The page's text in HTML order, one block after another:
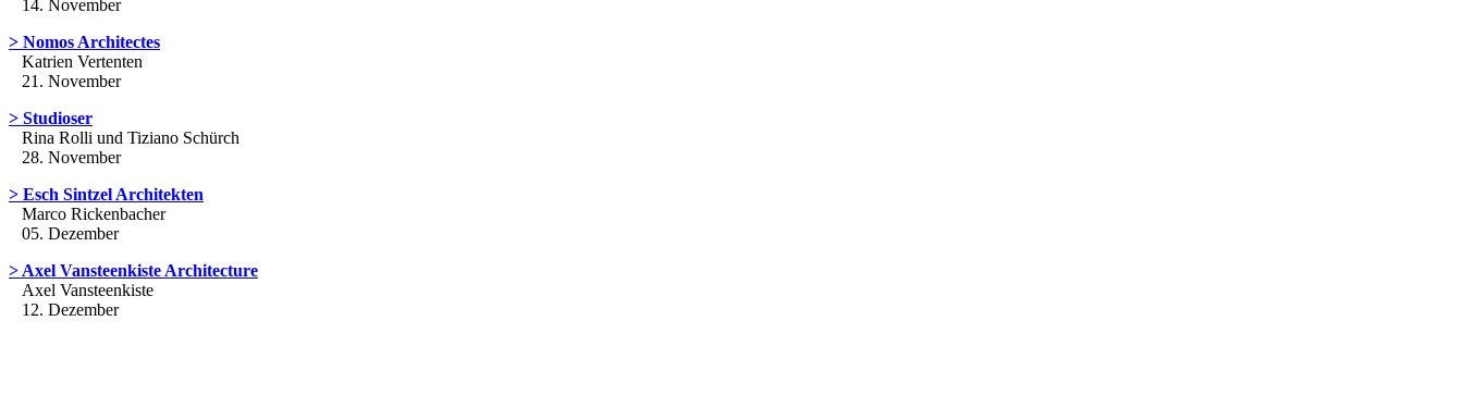
14. November
> Nomos Architectes
Katrien Vertenten
21. November
> Studioser
Rina Rolli und Tiziano Schürch
28. November
> Esch Sintzel Architekten
Marco Rickenbacher
05. Dezember
> Axel Vansteenkiste Architecture
Axel Vansteenkiste
12. Dezember